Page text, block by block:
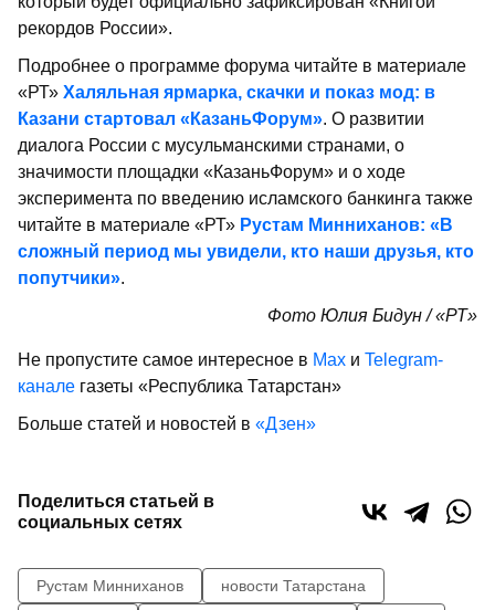
рекордов России».
Подробнее о программе форума читайте в материале
«РТ» Халяльная ярмарка, скачки и показ мод: в
Казани стартовал «КазаньФорум». О развитии
диалога России с мусульманскими странами, о
значимости площадки «КазаньФорум» и о ходе
эксперимента по введению исламского банкинга также
читайте в материале «РТ» Рустам Минниханов: «В
сложный период мы увидели, кто наши друзья, кто
попутчики».
Фото Юлия Бидун / «РТ»
Не пропустите самое интересное в Max и Telegram-
канале газеты «Республика Татарстан»
Больше статей и новостей в «Дзен»
Поделиться статьей в
социальных сетях
Рустам Минниханов
новости Татарстана